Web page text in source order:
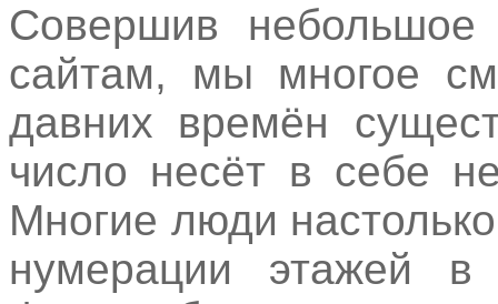
Совершив небольшое
сайтам, мы многое
давних времён
число несёт в себе
Многие люди
нумерации этажей